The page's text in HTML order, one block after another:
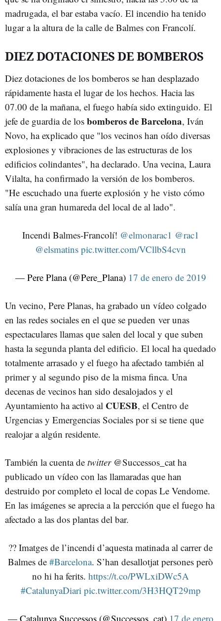
madrugada, el bar estaba vacío. El incendio ha tenido
lugar a la altura de la calle de Balmes con Francolí.
DIEZ DOTACIONES DE BOMBEROS
Diez dotaciones de los bomberos se han desplazado
rápidamente hasta el lugar de los hechos. Hacia las
07.00 de la mañana, el fuego había sido extinguido. El
jefe de guardia de los bomberos de Barcelona, Iván
Novo, ha explicado que "los vecinos han oído diversas
explosiones y vibraciones de las estructuras de los
edificios colindantes", ha declarado. Una vecina, Laura
Vilalta, ha confirmado la versión de los bomberos.
"He escuchado una fuerte explosión y he visto cómo
salía una gran humareda del local de al lado".
Incendi Balmes-Francolí! @elmonarac1 @rac1
@elsmatins pic.twitter.com/VCllbS4cvn
— Pere Plana (@Pere_Plana) 17 de enero de 2019
Un vecino, Pere Planas, ha grabado un vídeo colgado
en las redes sociales en el que se pueden ver unas
espectaculares llamas que salen del local y que suben
hasta la segunda planta del edificio. El local ha quedado
totalmente arrasado y el fuego ha afectado también al
primer y al segundo piso de la misma finca. Una
decenas de vecinos han sido desalojados y el
Ayuntamiento ha activo al CUESB, el Centro de
Urgencias y Emergencias Sociales por si se tiene que
realojar a algún residente.
También la cuenta de twitter @Successos_cat ha
publicado un vídeo con las llamaradas que han
destruido por completo el local de copas Le Vendome.
En las imágenes se aprecia a la percción que el fuego ha
afectado a las dos plantas del bar.
?? Imatges de l’incendi d’aquesta matinada al carrer de
Balmes de #Barcelona. S’han desallotjat persones però
no hi ha ferits. https://t.co/PWLxiDWc5A
#CatalunyaDiari pic.twitter.com/3H3HQT29mp
— Catalunya Successos (@Successos_cat) 17 de enero